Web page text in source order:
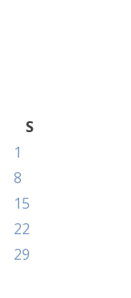
S
1
8
15
22
29